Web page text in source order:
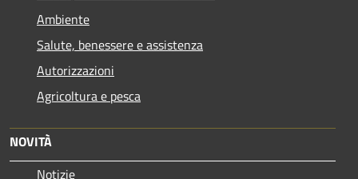
Ambiente
Salute, benessere e assistenza
Autorizzazioni
Agricoltura e pesca
NOVITÀ
Notizie